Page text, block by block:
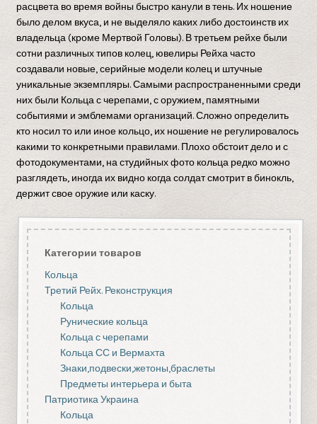
расцвета во время войны быстро канули в тень. Их ношение
было делом вкуса, и не выделяло каких либо достоинств их
владельца (кроме Мертвой Головы). В третьем рейхе были
сотни различных типов колец, ювелиры Рейха часто
создавали новые, серийные модели колец и штучные
уникальные экземпляры. Самыми распространенными среди
них были Кольца с черепами, с оружием, памятными
событиями и эмблемами организаций. Сложно определить
кто носил то или иное кольцо, их ношение не регулировалось
какими то конкретными правилами. Плохо обстоит дело и с
фотодокументами, на студийных фото кольца редко можно
разглядеть, иногда их видно когда солдат смотрит в бинокль,
держит свое оружие или каску.
Категории товаров
Кольца
Третий Рейх. Реконструкция
Кольца
Рунические кольца
Кольца с черепами
Кольца СС и Вермахта
Знаки,подвески,жетоны,браслеты
Предметы интерьера и быта
Патриотика Украина
Кольца